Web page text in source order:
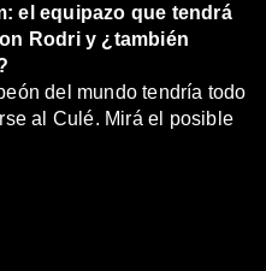
el equipazo que tendrá
Rodri y ¿también
del mundo tendría todo
al Culé. Mirá el posible